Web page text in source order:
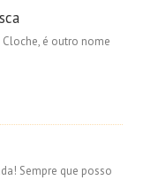
é outro nome
Sempre que posso